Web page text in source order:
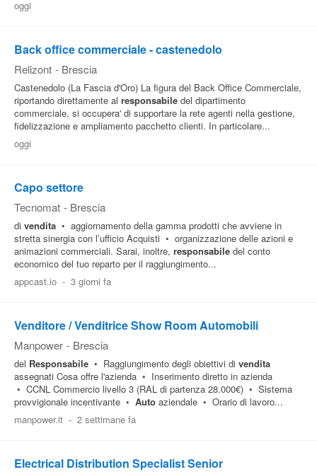
oggi
Back office commerciale - castenedolo
Relizont - Brescia
Castenedolo (La Fascia d'Oro) La figura del Back Office Commerciale,
riportando direttamente al responsabile del dipartimento
commerciale, si occupera' di supportare la rete agenti nella gestione,
fidelizzazione e ampliamento pacchetto clienti. In particolare...
oggi
Capo settore
Tecnomat - Brescia
di vendita • aggiornamento della gamma prodotti che avviene in
stretta sinergia con l’ufficio Acquisti • organizzazione delle azioni e
animazioni commerciali. Sarai, inoltre, responsabile del conto
economico del tuo reparto per il raggiungimento...
appcast.io - 3 giorni fa
Venditore / Venditrice Show Room Automobili
Manpower - Brescia
del Responsabile • Raggiungimento degli obiettivi di vendita
assegnati Cosa offre l'azienda • Inserimento diretto in azienda
• CCNL Commercio livello 3 (RAL di partenza 28.000€) • Sistema
provvigionale incentivante • Auto aziendale • Orario di lavoro...
manpower.it - 2 settimane fa
Electrical Distribution Specialist Senior